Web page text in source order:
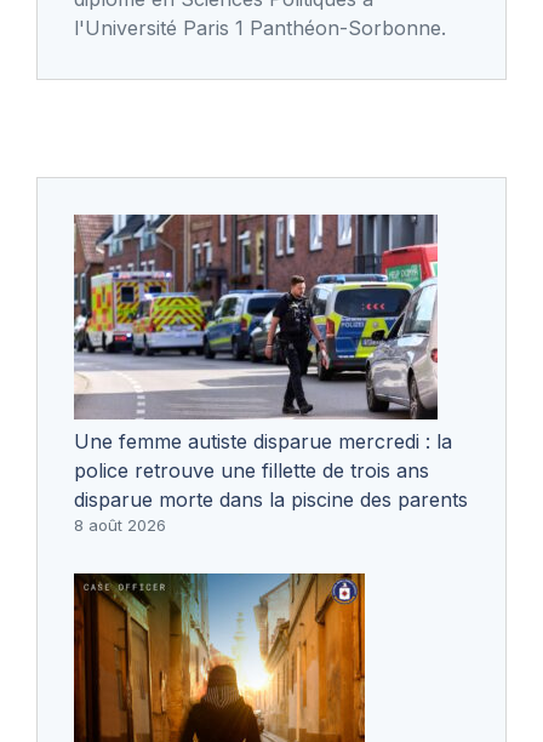
l'Université Paris 1 Panthéon-Sorbonne.
Une femme autiste disparue mercredi : la
police retrouve une fillette de trois ans
disparue morte dans la piscine des parents
8 août 2026